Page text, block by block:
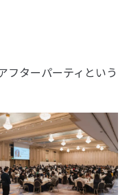
フターパーティという